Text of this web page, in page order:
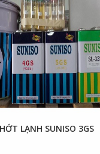
LẠNH SUNISO 3GS